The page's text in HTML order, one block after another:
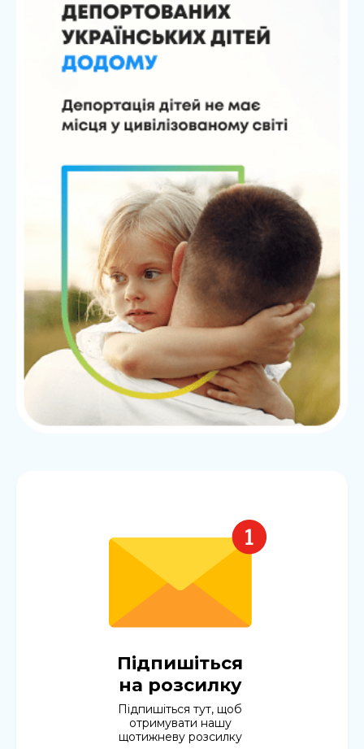
Підпишіться
на розсилку
Підпишіться тут, щоб
отримувати нашу
щотижневу розсилку